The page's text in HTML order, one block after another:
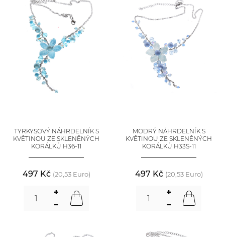
TYRKYSOVÝ NÁHRDELNÍK S
KVĚTINOU ZE SKLENĚNÝCH
KORÁLKŮ H36-11
497 Kč (20,53 Euro)
MODRÝ NÁHRDELNÍK S
KVĚTINOU ZE SKLENĚNÝCH
KORÁLKŮ H33S-11
497 Kč (20,53 Euro)